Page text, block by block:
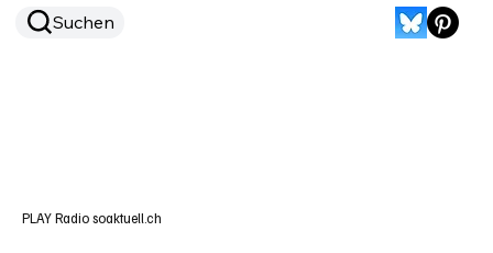
Suchen
PLAY Radio soaktuell.ch